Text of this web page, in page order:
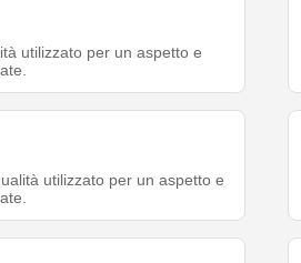
utilizzato per un aspetto e
utilizzato per un aspetto e